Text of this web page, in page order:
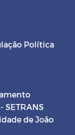
Política
SETRANS
de João